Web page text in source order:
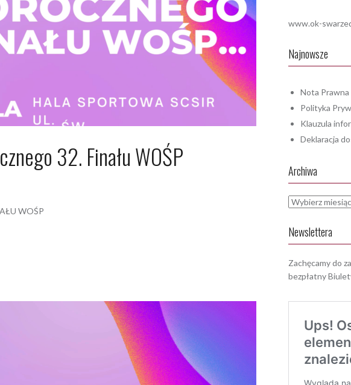
32. Finału WOŚP
WOŚP
www.ok-
Najnowsze
Nota Prawna
Polityka
Klauzula
Deklaracja
Archiwa
Archiwa
Newslettera
Zachęcamy do
bezpłatny